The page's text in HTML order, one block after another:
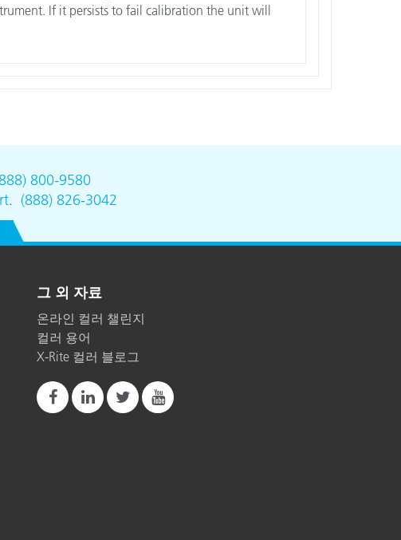
If it persists to fail calibration the unit will
800-9580
. (888) 826-3042
그 외 자료
온라인 컬러 챌린지
컬러 용어
X-Rite 컬러 블로그